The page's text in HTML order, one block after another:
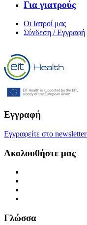
Για γιατρούς
Οι Ιατροί μας
Σύνδεση / Εγγραφή
Εγγραφή
Εγγραφείτε στο
Ακολουθήστε μας
Γλώσσα